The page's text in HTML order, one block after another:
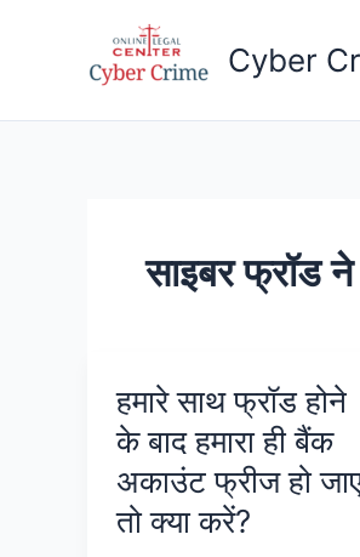
Cyber
साइबर फ्रॉड
हमारे साथ फ्रॉड होने
के बाद हमारा ही बैंक
अकाउंट फ्रीज हो
तो क्या करें?